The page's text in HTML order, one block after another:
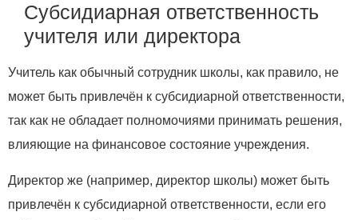
Субсидиарная ответственность
учителя или директора
Учитель как обычный сотрудник школы, как правило, не
может быть привлечён к субсидиарной ответственности,
так как не обладает полномочиями принимать решения,
влияющие на финансовое состояние учреждения.
Директор же (например, директор школы) может быть
привлечён к субсидиарной ответственности, если его